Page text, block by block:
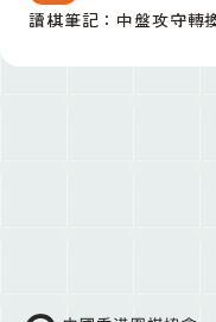
讀棋筆記：中盤攻守轉